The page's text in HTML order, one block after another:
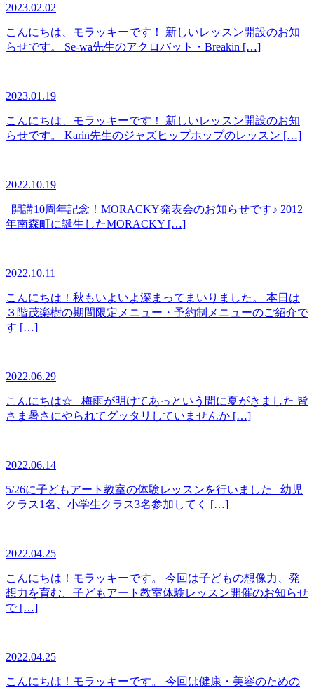
2023.02.02
こんにちは、モラッキーです！ 新しいレッスン開設のお知
らせです。 Se-wa先生のアクロバット・Breakin […]
2023.01.19
こんにちは、モラッキーです！ 新しいレッスン開設のお知
らせです。 Karin先生のジャズヒップホップのレッスン […]
2022.10.19
開講10周年記念！MORACKY発表会のお知らせです♪ 2012
年南森町に誕生したMORACKY […]
2022.10.11
こんにちは！秋もいよいよ深まってまいりました。 本日は
３階茂楽樹の期間限定メニュー・予約制メニューのご紹介で
す […]
2022.06.29
こんにちは☆ 梅雨が明けてあっという間に夏がきました 皆
さま暑さにやられてグッタリしていませんか […]
2022.06.14
5/26に子どもアート教室の体験レッスンを行いました 幼児
クラス1名、小学生クラス3名参加してく […]
2022.04.25
こんにちは！モラッキーです。 今回は子どもの想像力、発
想力を育む、子どもアート教室体験レッスン開催のお知らせ
で […]
2022.04.25
こんにちは！モラッキーです。 今回は健康・美容のための